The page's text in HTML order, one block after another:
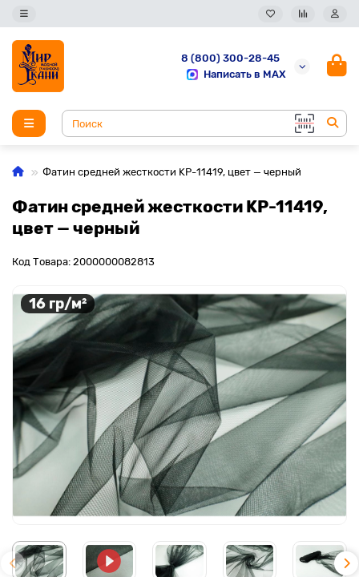
8 (800) 300-28-45
Написать в MAX
Фатин средней жесткости KP-11419, цвет — черный
Фатин средней жесткости KP-11419,
цвет — черный
Код Товара: 2000000082813
16 гр/м²